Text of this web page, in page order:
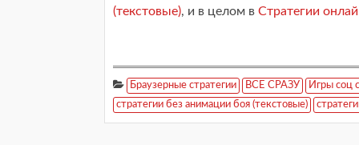
(текстовые), и в целом в Стратегии
Браузерные стратегии ВСЕ СРАЗУ
Игры соц
стратегии без анимации боя (текстовые)